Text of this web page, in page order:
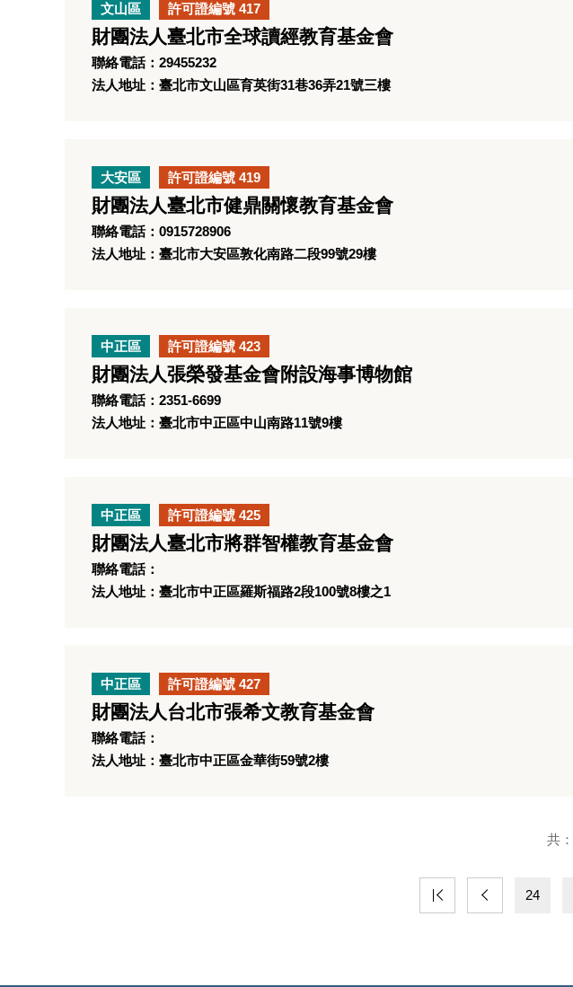
文山區 許可證編號 417
財團法人臺北市全球讀經教育基金會
聯絡電話：29455232
法人地址：臺北市文山區育英街31巷36弄21號三樓
大安區 許可證編號 419
財團法人臺北市健鼎關懷教育基金會
聯絡電話：0915728906
法人地址：臺北市大安區敦化南路二段99號29樓
中正區 許可證編號 423
財團法人張榮發基金會附設海事博物館
聯絡電話：2351-6699
法人地址：臺北市中正區中山南路11號9樓
中正區 許可證編號 425
財團法人臺北市將群智權教育基金會
聯絡電話：
法人地址：臺北市中正區羅斯福路2段100號8樓之1
中正區 許可證編號 427
財團法人台北市張希文教育基金會
聯絡電話：
法人地址：臺北市中正區金華街59號2樓
24
共：